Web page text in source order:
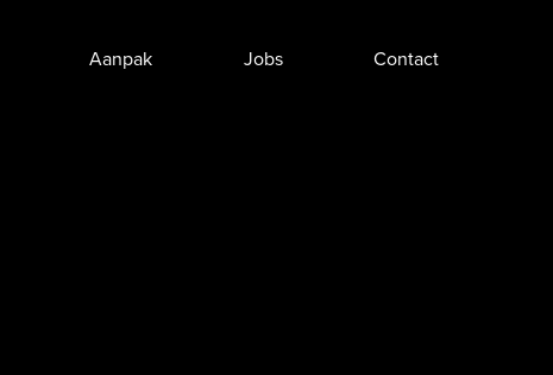
Aanpak Jobs Contact